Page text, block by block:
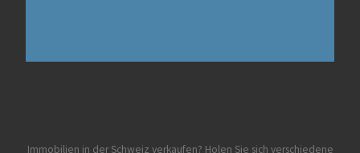
Immobilien in der Schweiz verkaufen? Holen Sie sich verschiedene